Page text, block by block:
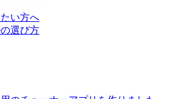
い方へ
選び方